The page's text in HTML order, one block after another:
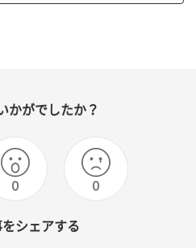
かがでしたか？
0 0
シェアする